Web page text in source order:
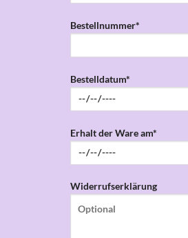
Bestellnummer*
Bestelldatum*
Erhalt der Ware am*
Widerrufserklärung